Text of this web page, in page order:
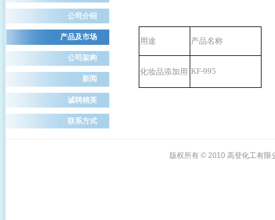
用途 产品名称
化妆品添加用 KF-995
公司介绍
产品及市场
公司架构
新闻
诚聘精英
联系方式
版权所有 © 2010 高登化工有限